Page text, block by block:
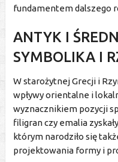
fundamentem dalszego
ANTYK I
SYMBOLIKA I
W starożytnej Grecji i
wpływy orientalne i
wyznacznikiem pozycji
filigran czy emalia
którym narodziło się
projektowania formy i